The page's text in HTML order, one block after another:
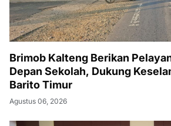
Brimob Kalteng Berikan
Depan Sekolah, Dukung
Barito Timur
Agustus 06, 2026